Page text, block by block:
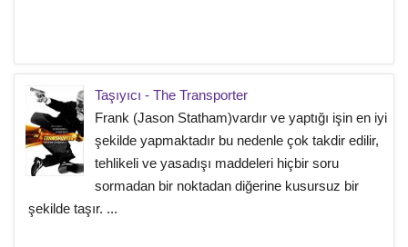
Taşıyıcı - The Transporter
Frank (Jason Statham)vardır ve yaptığı işin en iyi
şekilde yapmaktadır bu nedenle çok takdir edilir,
tehlikeli ve yasadışı maddeleri hiçbir soru
sormadan bir noktadan diğerine kusursuz bir
şekilde taşır. ...